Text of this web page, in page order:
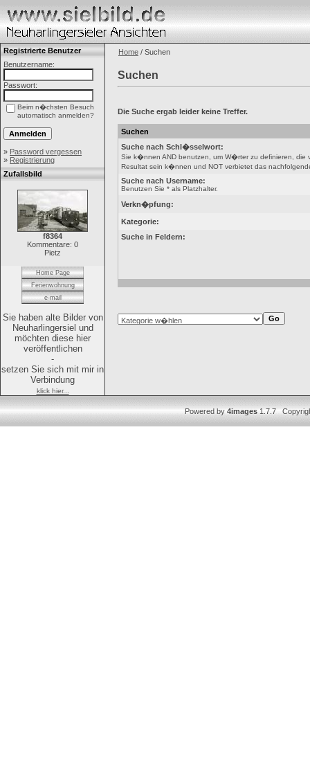
Registrierte Benutzer
Benutzername:
Passwort:
Beim n�chsten Besuch
automatisch anmelden?
» Password vergessen
» Registrierung
Zufallsbild
f8364
Kommentare: 0
Pietz
Home Page
Ferienwohnung
e-mail
Sie haben alte Bilder von
Neuharlingersiel und
möchten diese hier
veröffentlichen
-
setzen Sie sich mit mir in
Verbindung
klick hier...
Home / Suchen
Suchen
Die Suche ergab leider keine Treffer.
Suchen
Suche nach Schl�sselwort:
Sie k�nnen AND benutzen, um W�rter zu definieren,
Resultat sein k�nnen und NOT verbietet das
Suche nach Username:
Benutzen Sie * als Platzhalter.
Verkn�pfung:
Kategorie:
Suche in Feldern:
Powered by4images1.7.7